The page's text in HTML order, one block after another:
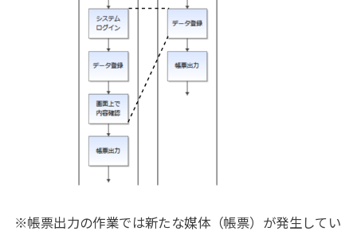
※帳票出力の作業では新たな媒体（帳票）が発生してい